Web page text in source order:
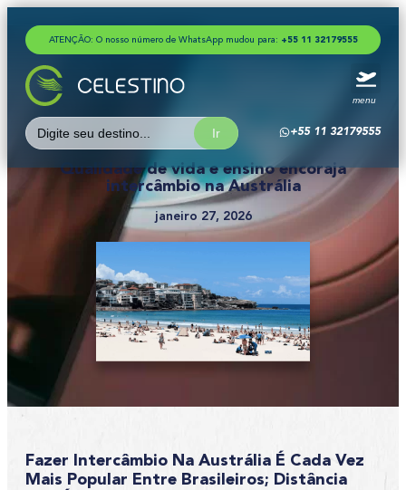
ATENÇÃO: O nosso número de WhatsApp mudou para: + 55 1 1 321 79555
menu
Search
for:
+55 11 32179555
Qualidade de vida e ensino encoraja
intercâmbio na Austrália
janeiro 27, 2026
Fazer Intercâmbio Na Austrália É Cada Vez
Mais Popular Entre Brasileiros; Distância